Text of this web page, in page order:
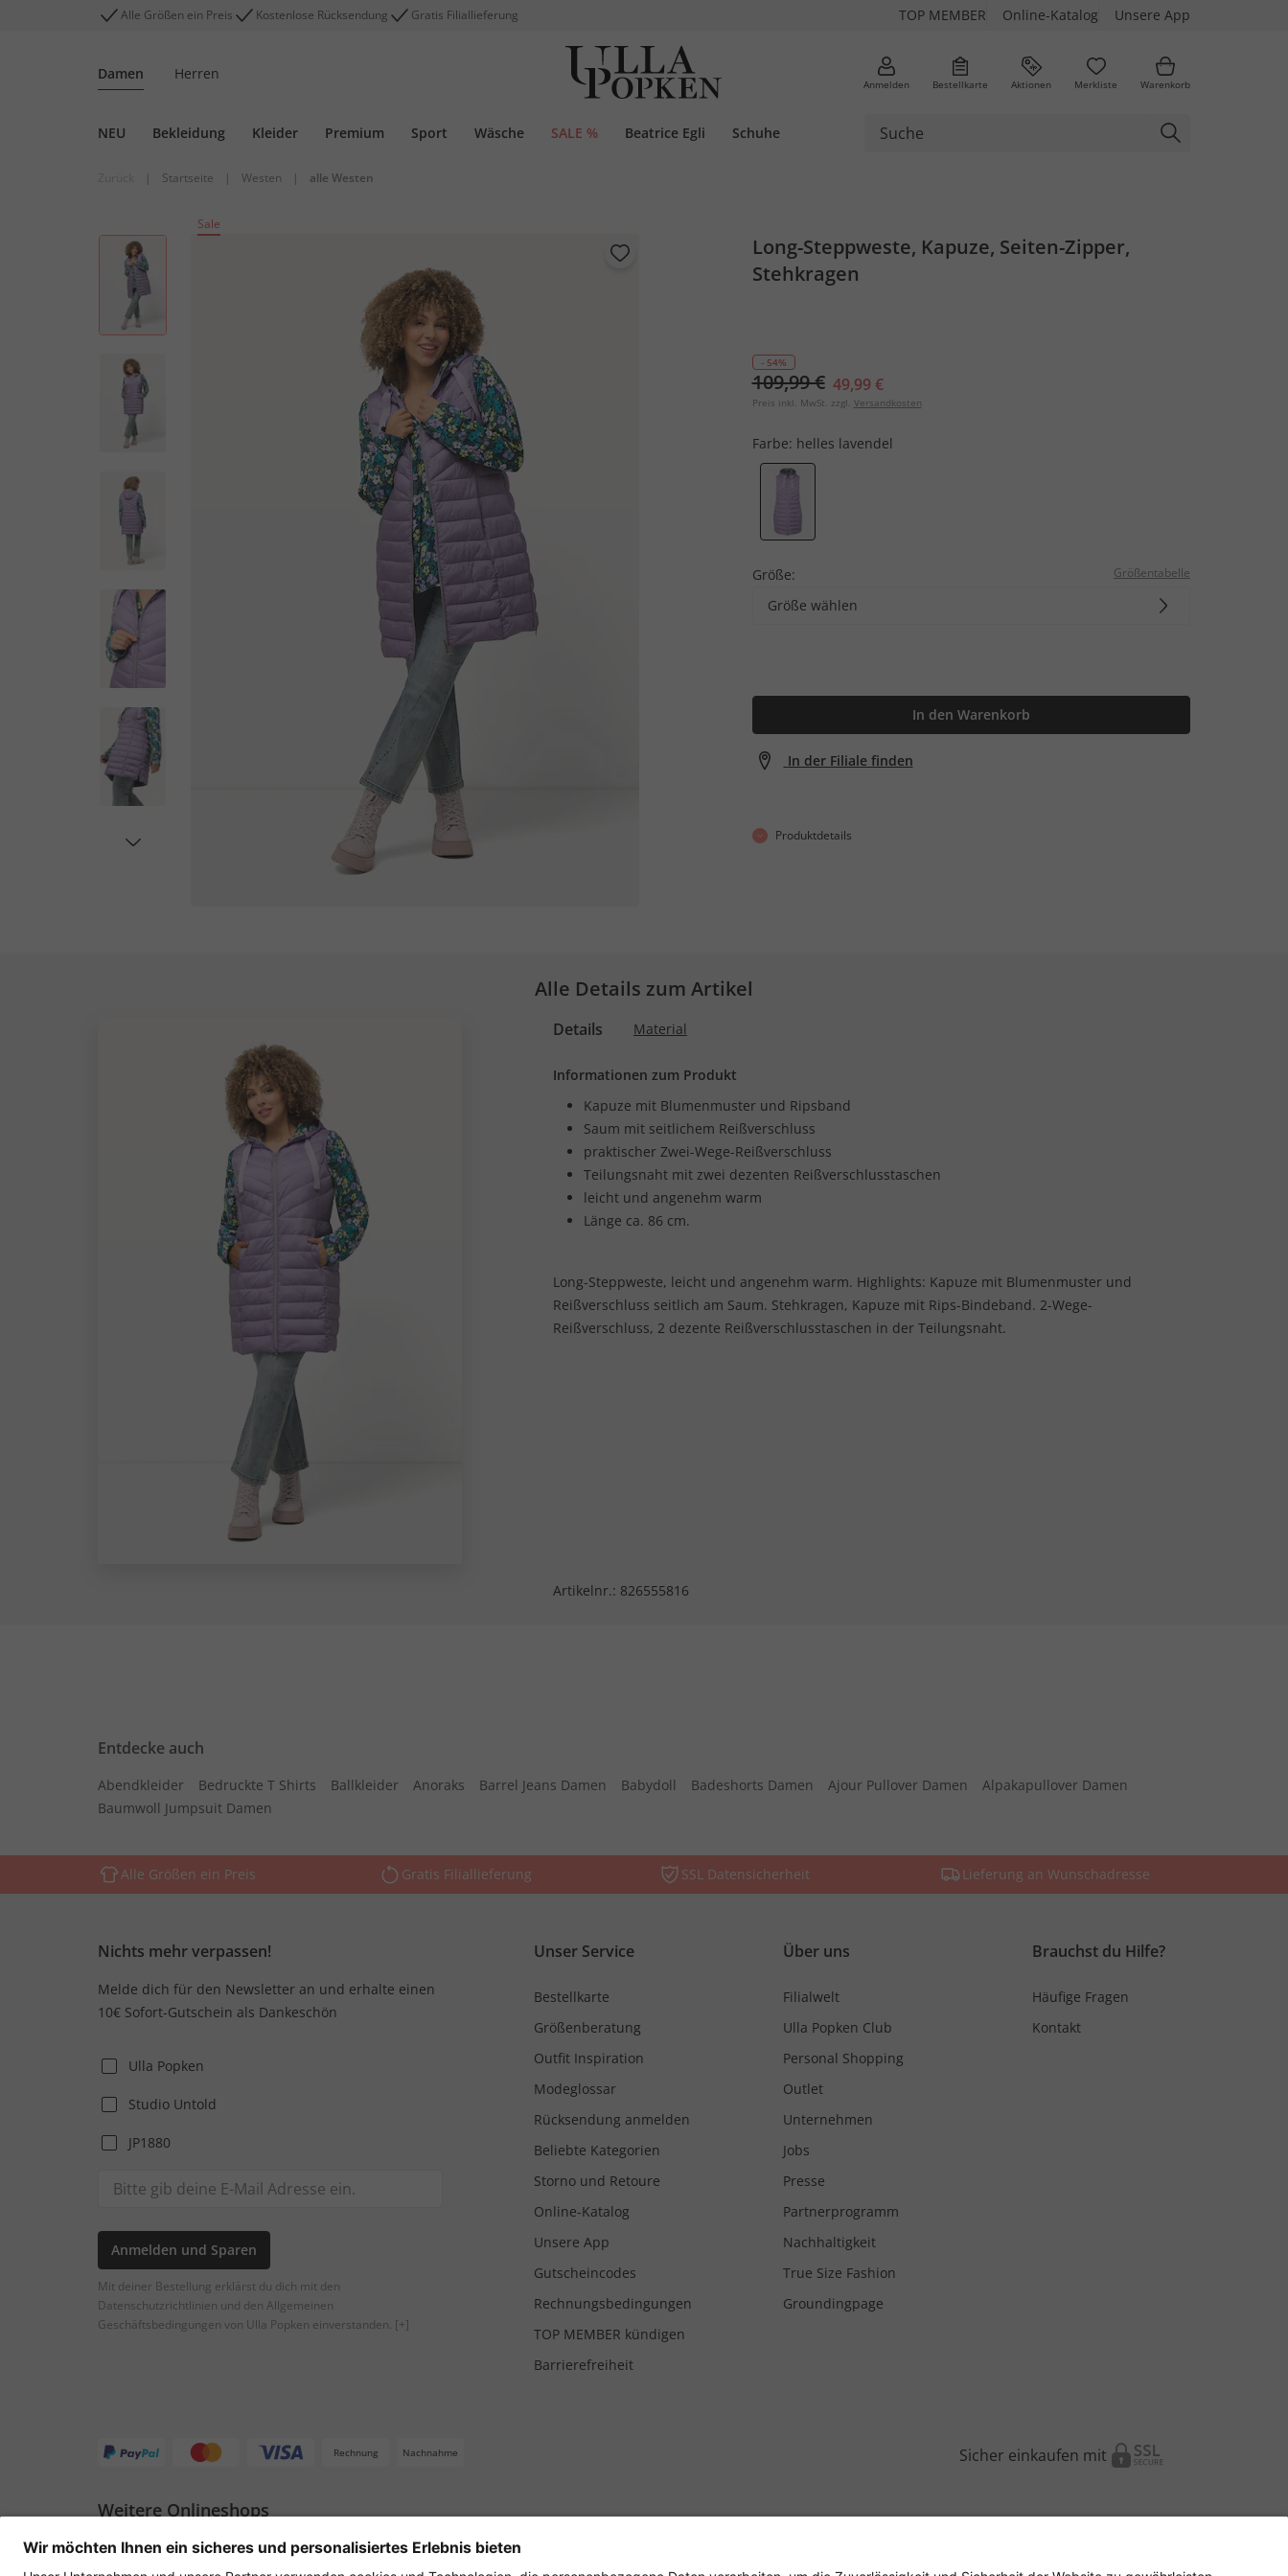
Alle Größen ein Preis Kostenlose Rücksendung Gratis Filiallieferung TOP MEMBER Online-Katalog Unsere App
Damen Herren
Anmelden Bestellkarte Aktionen Merkliste Warenkorb
NEU Bekleidung Kleider Premium Sport Wäsche SALE % Beatrice Egli Schuhe
| Startseite | Westen | alle Westen
Sale
Long-Steppweste, Kapuze, Seiten-Zipper,
Stehkragen
- 54%
109,99 € 49,99 €
Preis inkl. MwSt. zzgl. Versandkosten
Farbe: helles lavendel
Größe: Größentabelle
Größe wählen
In den Warenkorb
In der Filiale finden
Produktdetails
Alle Details zum Artikel
Details Material
Informationen zum Produkt
Kapuze mit Blumenmuster und Ripsband
Saum mit seitlichem Reißverschluss
praktischer Zwei-Wege-Reißverschluss
Teilungsnaht mit zwei dezenten Reißverschlusstaschen
leicht und angenehm warm
Länge ca. 86 cm.
Long-Steppweste, leicht und angenehm warm. Highlights: Kapuze mit Blumenmuster und
Reißverschluss seitlich am Saum. Stehkragen, Kapuze mit Rips-Bindeband. 2-Wege-
Reißverschluss, 2 dezente Reißverschlusstaschen in der Teilungsnaht.
Artikelnr.: 826555816
Entdecke auch
Abendkleider Bedruckte T Shirts Ballkleider Anoraks Barrel Jeans Damen Babydoll Badeshorts Damen Ajour Pullover Damen
Alpakapullover Damen
Baumwoll Jumpsuit Damen
Alle Größen ein Preis Gratis Filiallieferung SSL Datensicherheit Lieferung an Wunschadresse
Nichts mehr verpassen!
Melde dich für den Newsletter an und erhalte einen
10€ Sofort-Gutschein als Dankeschön
Ulla Popken
Studio Untold
JP1880
Anmelden und Sparen
Mit deiner Bestellung erklärst du dich mit den
Datenschutzrichtlinien und den Allgemeinen
Geschäftsbedingungen von Ulla Popken einverstanden. [+]
Unser Service
Bestellkarte
Größenberatung
Outfit Inspiration
Modeglossar
Rücksendung anmelden
Beliebte Kategorien
Storno und Retoure
Online-Katalog
Unsere App
Gutscheincodes
Rechnungsbedingungen
TOP MEMBER kündigen
Barrierefreiheit
Über uns
Filialwelt
Ulla Popken Club
Personal Shopping
Outlet
Unternehmen
Jobs
Presse
Partnerprogramm
Nachhaltigkeit
True Size Fashion
Groundingpage
Brauchst du Hilfe?
Häufige Fragen
Kontakt
Rechnung Nachnahme Sicher einkaufen mit
Weitere Onlineshops
Deutschland